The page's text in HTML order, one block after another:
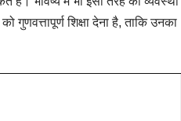
गुणवत्तापूर्ण शिक्षा देना है, ताकि उनका